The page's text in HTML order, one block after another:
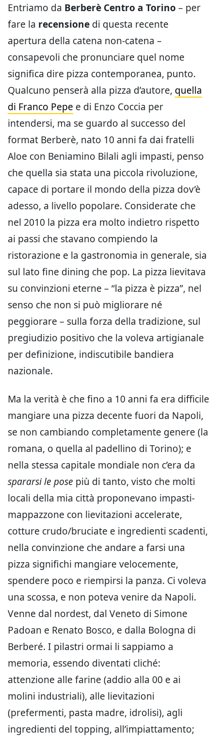
Entriamo da Berberè Centro a Torino – per
fare la recensione di questa recente
apertura della catena non-catena –
consapevoli che pronunciare quel nome
significa dire pizza contemporanea, punto.
Qualcuno penserà alla pizza d’autore, quella
di Franco Pepe e di Enzo Coccia per
intendersi, ma se guardo al successo del
format Berberè, nato 10 anni fa dai fratelli
Aloe con Beniamino Bilali agli impasti, penso
che quella sia stata una piccola rivoluzione,
capace di portare il mondo della pizza dov’è
adesso, a livello popolare. Considerate che
nel 2010 la pizza era molto indietro rispetto
ai passi che stavano compiendo la
ristorazione e la gastronomia in generale, sia
sul lato fine dining che pop. La pizza lievitava
su convinzioni eterne – “la pizza è pizza”, nel
senso che non si può migliorare né
peggiorare – sulla forza della tradizione, sul
pregiudizio positivo che la voleva artigianale
per definizione, indiscutibile bandiera
nazionale.
Ma la verità è che fino a 10 anni fa era difficile
mangiare una pizza decente fuori da Napoli,
se non cambiando completamente genere (la
romana, o quella al padellino di Torino); e
nella stessa capitale mondiale non c’era da
spararsi le pose più di tanto, visto che molti
locali della mia città proponevano impasti-
mappazzone con lievitazioni accelerate,
cotture crudo/bruciate e ingredienti scadenti,
nella convinzione che andare a farsi una
pizza significhi mangiare velocemente,
spendere poco e riempirsi la panza. Ci voleva
una scossa, e non poteva venire da Napoli.
Venne dal nordest, dal Veneto di Simone
Padoan e Renato Bosco, e dalla Bologna di
Berberé. I pilastri ormai li sappiamo a
memoria, essendo diventati cliché:
attenzione alle farine (addio alla 00 e ai
molini industriali), alle lievitazioni
(prefermenti, pasta madre, idrolisi), agli
ingredienti del topping, all’impiattamento;